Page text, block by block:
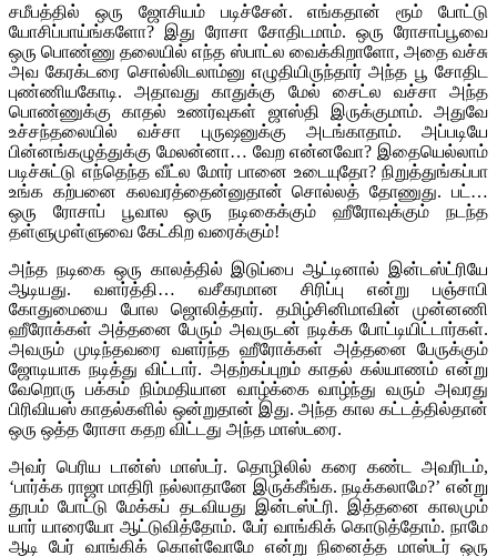
சமீபத்தில் ஒரு ஜோசியம் படிச்சேன். எங்கதான் ரூம் போட்டு
யோசிப்பாய்ங்களோ? இது ரோசா சோதிடமாம். ஒரு ரோசாப்பூவை
ஒரு பொண்ணு தலையில் எந்த ஸ்பாட்ல வைக்கிறாளோ, அதை வச்சு
அவ கேரக்டரை சொல்லிடலாம்னு எழுதியிருந்தார் அந்த பூ சோதிட
புண்ணியகோடி. அதாவது காதுக்கு மேல் சைட்ல வச்சா அந்த
பொண்ணுக்கு காதல் உணர்வுகள் ஜாஸ்தி இருக்குமாம். அதுவே
உச்சந்தலையில் வச்சா புருஷனுக்கு அடங்காதாம். அப்படியே
பின்னங்கழுத்துக்கு மேலன்னா… வேற என்னவோ? இதையெல்லாம்
படிச்சுட்டு எந்தெந்த வீட்ல மோர் பானை உடையுதோ? நிறுத்துங்கப்பா
உங்க கற்பனை கலவரத்தைன்னுதான் சொல்லத் தோணுது. பட்…
ஒரு ரோசாப் பூவால ஒரு நடிகைக்கும் ஹீரோவுக்கும் நடந்த
தள்ளுமுள்ளுவை கேட்கிற வரைக்கும்!
அந்த நடிகை ஒரு காலத்தில் இடுப்பை ஆட்டினால் இன்டஸ்ட்ரியே
ஆடியது. வளர்த்தி… வசீகரமான சிரிப்பு என்று பஞ்சாபி
கோதுமையை போல ஜொலித்தார். தமிழ்சினிமாவின் முன்னணி
ஹீரோக்கள் அத்தனை பேரும் அவருடன் நடிக்க போட்டியிட்டார்கள்.
அவரும் முடிந்தவரை வளர்ந்த ஹீரோக்கள் அத்தனை பேருக்கும்
ஜோடியாக நடித்து விட்டார். அதற்கப்புறம் காதல் கல்யாணம் என்று
வேறொரு பக்கம் நிம்மதியான வாழ்க்கை வாழ்ந்து வரும் அவரது
பிரிவியஸ் காதல்களில் ஒன்றுதான் இது. அந்த கால கட்டத்தில்தான்
ஒரு ஒத்த ரோசா கதற விட்டது அந்த மாஸ்டரை.
அவர் பெரிய டான்ஸ் மாஸ்டர். தொழிலில் கரை கண்ட அவரிடம்,
‘பார்க்க ராஜா மாதிரி நல்லாதானே இருக்கீங்க. நடிக்கலாமே?’ என்று
தூபம் போட்டு மேக்கப் தடவியது இன்டஸ்ட்ரி. இத்தனை காலமும்
யார் யாரையோ ஆட்டுவித்தோம். பேர் வாங்கிக் கொடுத்தோம். நாமே
ஆடி பேர் வாங்கிக் கொள்வோமே என்று நினைத்த மாஸ்டர் ஒரு